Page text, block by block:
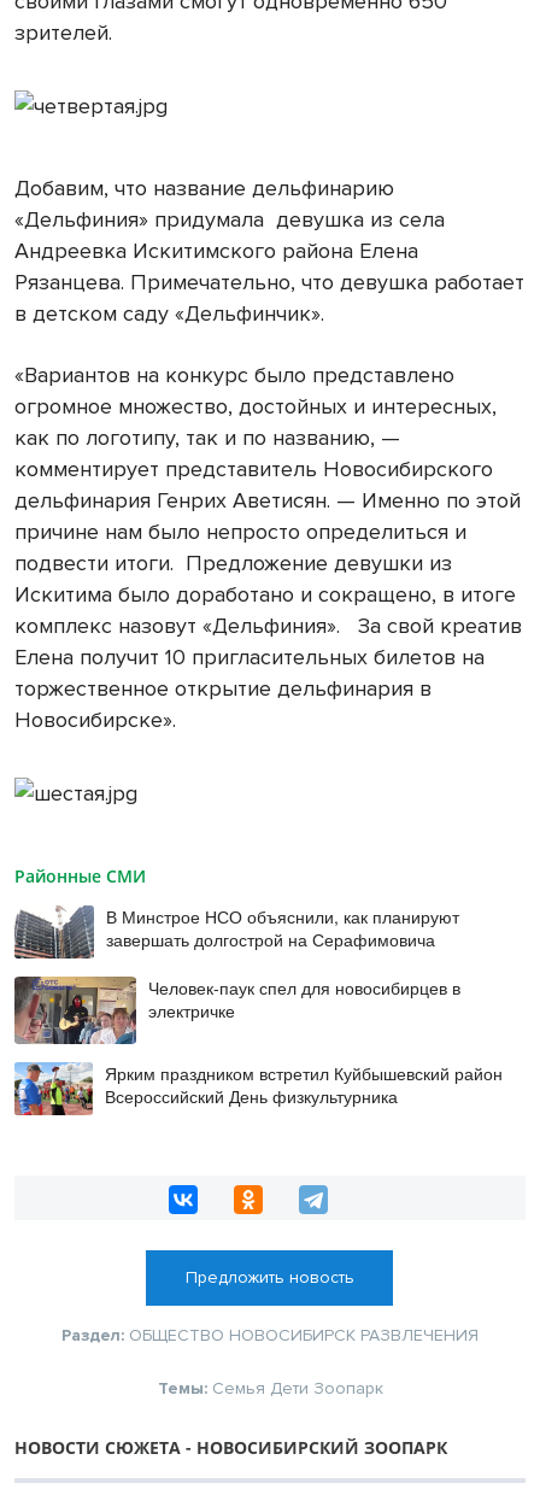
зрителей.
Добавим, что название дельфинарию
«Дельфиния» придумала девушка из села
Андреевка Искитимского района Елена
Рязанцева. Примечательно, что девушка работает
в детском саду «Дельфинчик».
«Вариантов на конкурс было представлено
огромное множество, достойных и интересных,
как по логотипу, так и по названию, —
комментирует представитель Новосибирского
дельфинария Генрих Аветисян. — Именно по этой
причине нам было непросто определиться и
подвести итоги. Предложение девушки из
Искитима было доработано и сокращено, в итоге
комплекс назовут «Дельфиния». За свой креатив
Елена получит 10 пригласительных билетов на
торжественное открытие дельфинария в
Новосибирске».
Районные СМИ
В Минстрое НСО объяснили, как планируют
завершать долгострой на Серафимовича
Человек-паук спел для новосибирцев в
электричке
Ярким праздником встретил Куйбышевский район
Всероссийский День физкультурника
Предложить новость
Раздел: ОБЩЕСТВО НОВОСИБИРСК РАЗВЛЕЧЕНИЯ
Темы: Семья Дети Зоопарк
НОВОСТИ СЮЖЕТА - НОВОСИБИРСКИЙ ЗООПАРК